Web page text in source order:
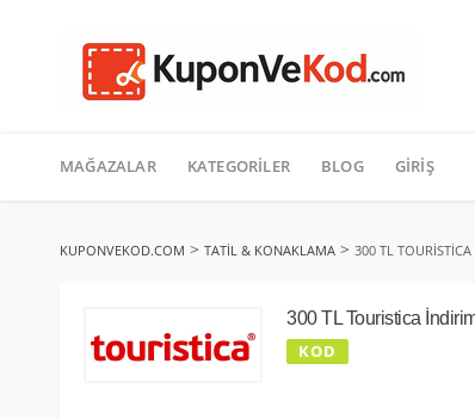
geç
MAĞAZALAR KATEGORILER BLOG GIRIŞ
KUPONVEKOD.COM > TATIL & KONAKLAMA > 300 TL
300 TL Touristica
KOD